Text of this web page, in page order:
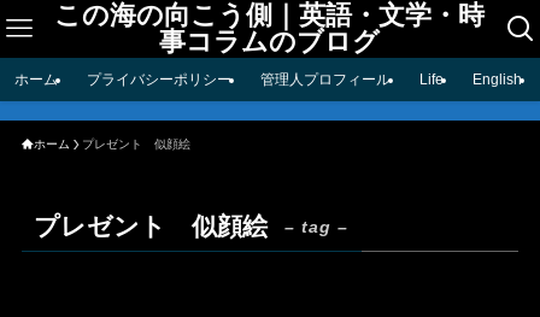
この海の向こう側｜英語・文学・時
事コラムのブログ
ホーム プライバシーポリシー 管理人プロフィール Life English
ホーム プレゼント 似顔絵
プレゼント 似顔絵 – tag –